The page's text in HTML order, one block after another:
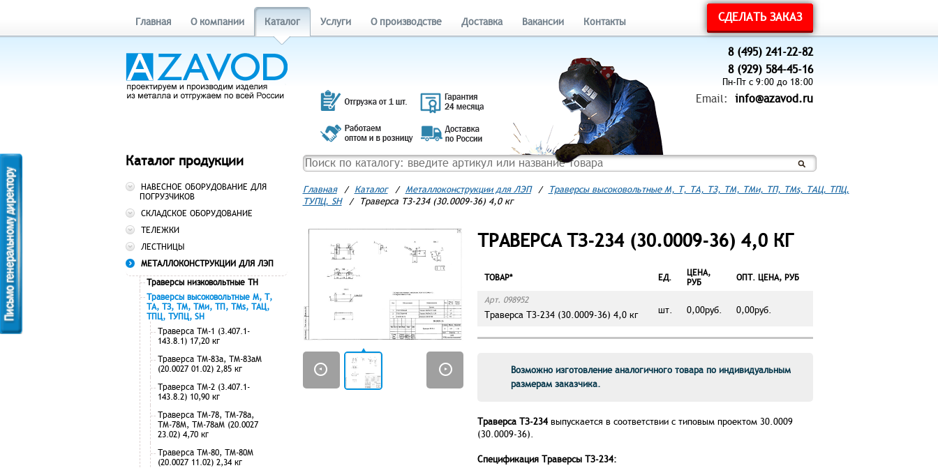
СДЕЛАТЬ ЗАКАЗ
Главная О компании Каталог Услуги О производстве Доставка Вакансии Контакты
Каталог продукции
НАВЕСНОЕ ОБОРУДОВАНИЕ ДЛЯ
ПОГРУЗЧИКОВ
СКЛАДСКОЕ ОБОРУДОВАНИЕ
ТЕЛЕЖКИ
ЛЕСТНИЦЫ
МЕТАЛЛОКОНСТРУКЦИИ ДЛЯ ЛЭП
Траверсы низковольтные ТН
Траверсы высоковольтные М, Т,
ТА, ТЗ, ТМ, ТМи, ТП, ТМs, ТАЦ,
ТПЦ, ТУПЦ, SH
Траверса ТМ-1 (3.407.1-
143.8.1) 17,20 кг
Траверса ТМ-83а, ТМ-83аМ
(20.0027 01.02) 2,85 кг
Траверса ТМ-2 (3.407.1-
143.8.2) 10,90 кг
Траверса ТМ-78, ТМ-78а,
ТМ-78М, ТМ-78аМ (20.0027
23.02) 4,70 кг
Траверса ТМ-80, ТМ-80М
(20.0027 11.02) 2,34 кг
8 (495) 241-22-82
8 (929) 584-45-16
Пн-Пт с 9:00 до 18:00
Email: info@azavod.ru
Главная / Каталог / Металлоконструкции для ЛЭП /
Траверсы высоковольтные М, Т, ТА, ТЗ, ТМ, ТМи, ТП, ТМs, ТАЦ, ТПЦ,
ТУПЦ, SH
/ Траверса ТЗ-234 (30.0009-36) 4,0 кг
ТРАВЕРСА ТЗ-234 (30.0009-36) 4,0 КГ
ТОВАР* ЕД.
ЦЕНА,
РУБ
ОПТ. ЦЕНА, РУБ
Арт. 098952
Траверса ТЗ-234 (30.0009-36) 4,0 кг шт. 0,00руб. 0,00руб.
Возможно изготовление аналогичного товара по индивидуальным
размерам заказчика.
Траверса ТЗ-234 выпускается в соответствии с типовым проектом 30.0009
(30.0009-36).
Спецификация Траверсы ТЗ-234: